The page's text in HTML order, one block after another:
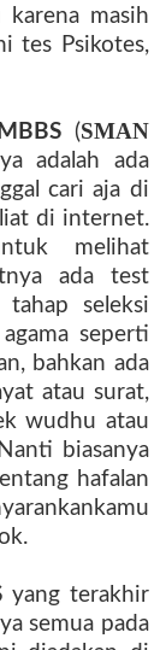
masih
tes Psikotes,
(SMAN
adalah ada
cari aja di
di internet.
melihat
ada test
tahap seleksi
seperti
bahkan ada
atau surat,
wudhu atau
biasanya
hafalan
kamu
yang terakhir
semua pada